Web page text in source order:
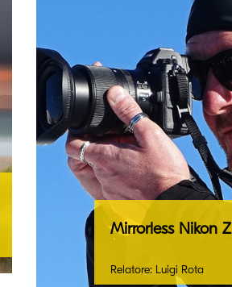
Mirrorless Nikon Z
Relatore: Luigi Rota